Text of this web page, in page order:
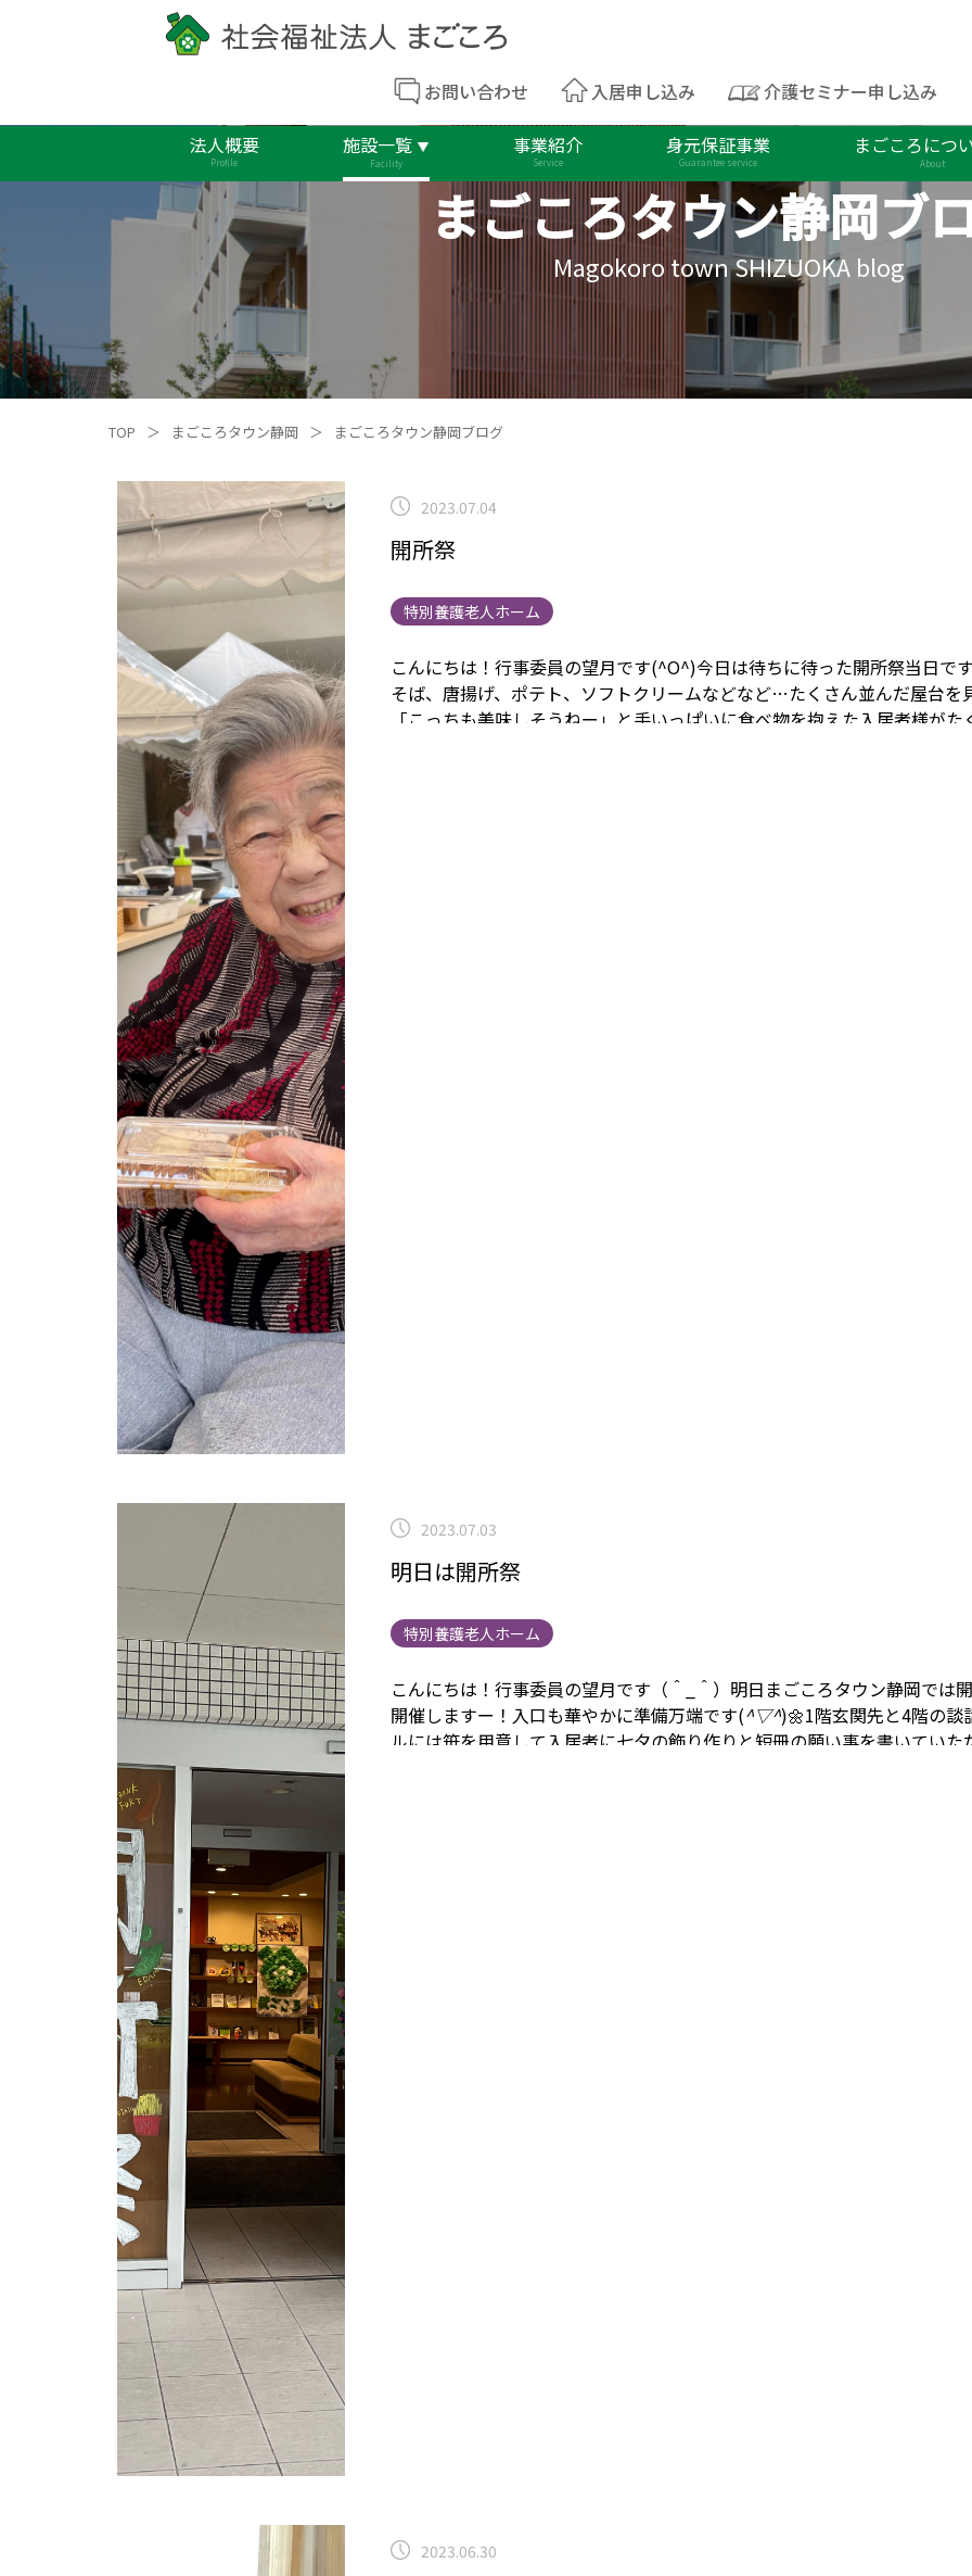
お問い合わせ 入居申し込み 介護セミナー申し込み
法人概要
Profile
施設一覧
Facility
事業紹介
Service
身元保証事業
Guarantee service
まごころにつ
About
まごころタウン静岡ブ
Magokoro town SHIZUOKA blog
TOP ＞ まごころタウン静岡 ＞ まごころタウン静岡ブログ
2023.07.04
開所祭
特別養護老人ホーム
こんにちは！行事委員の望月です(^O^)今日は待ちに待った開所祭当日で
そば、唐揚げ、ポテト、ソフトクリームなどなど…たくさん並んだ屋台を
「こっちも美味しそうねー」と手いっぱいに食べ物を抱えた入居者様がた
2023.07.03
明日は開所祭
特別養護老人ホーム
こんにちは！行事委員の望月です（＾_＾） 明日まごころタウン静岡では
開催しますー！ 入口も華やかに準備万端です(^▽^)🌼1階玄関先と4階の談
ルには笹を用意して入居者に七夕の飾り作りと短冊の願い事を書いていた
2023.06.30